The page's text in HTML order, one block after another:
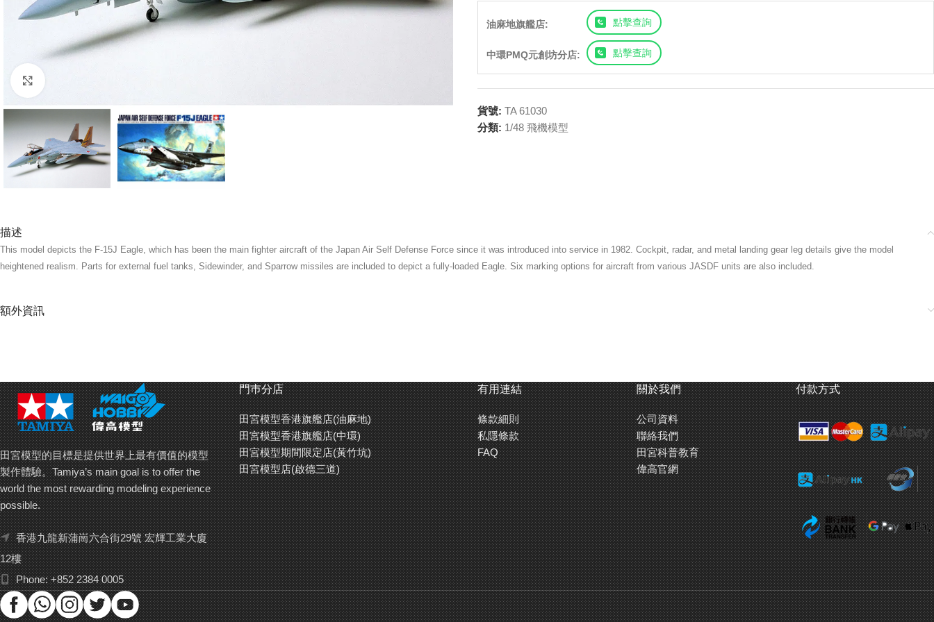
油麻地旗艦店: 點擊查詢
中環PMQ元創坊分店: 點擊查詢
貨號: TA 61030
分類: 1/48 飛機模型
描述
This model depicts the F-15J Eagle, which has been the main fighter aircraft of the Japan Air Self Defense Force since it was introduced into service in 1982. Cockpit, radar, and metal landing gear leg details give the model
heightened realism. Parts for external fuel tanks, Sidewinder, and Sparrow missiles are included to depict a fully-loaded Eagle. Six marking options for aircraft from various JASDF units are also included.
額外資訊
田宮模型的目標是提供世界上最有價值的模型
製作體驗。Tamiya’s main goal is to offer the
world the most rewarding modeling experience
possible.
香港九龍新蒲崗六合街29號 宏輝工業大廈
12樓
Phone: +852 2384 0005
門巿分店
田宮模型香港旗艦店(油麻地)
田宮模型香港旗艦店(中環)
田宮模型期間限定店(黃竹坑)
田宮模型店(啟德三道)
有用連結
條款細則
私隱條款
FAQ
關於我們
公司資料
聯絡我們
田宮科普教育
偉高官網
付款方式